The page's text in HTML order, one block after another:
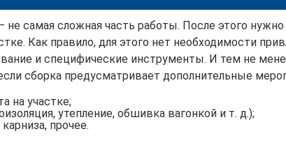
не самая сложная часть работы. После этого
Как правило, для этого нет необходимости
и специфические инструменты. И тем не
сборка предусматривает дополнительные
на участке;
утепление, обшивка вагонкой и т. д.);
прочее.